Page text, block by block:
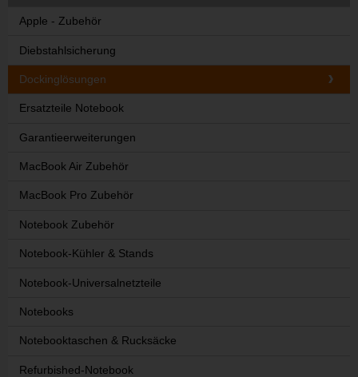
Apple - Zubehör
Diebstahlsicherung
Dockinglösungen
Ersatzteile Notebook
Garantieerweiterungen
MacBook Air Zubehör
MacBook Pro Zubehör
Notebook Zubehör
Notebook-Kühler & Stands
Notebook-Universalnetzteile
Notebooks
Notebooktaschen & Rucksäcke
Refurbished-Notebook